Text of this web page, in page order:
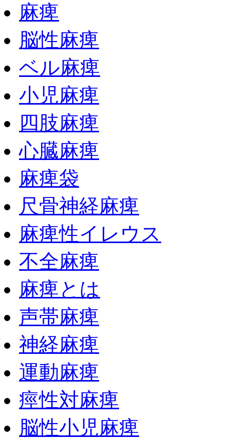
麻痺
脳性麻痺
ベル麻痺
小児麻痺
四肢麻痺
心臓麻痺
麻痺袋
尺骨神経麻痺
麻痺性イレウス
不全麻痺
麻痺とは
声帯麻痺
神経麻痺
運動麻痺
痙性対麻痺
脳性小児麻痺